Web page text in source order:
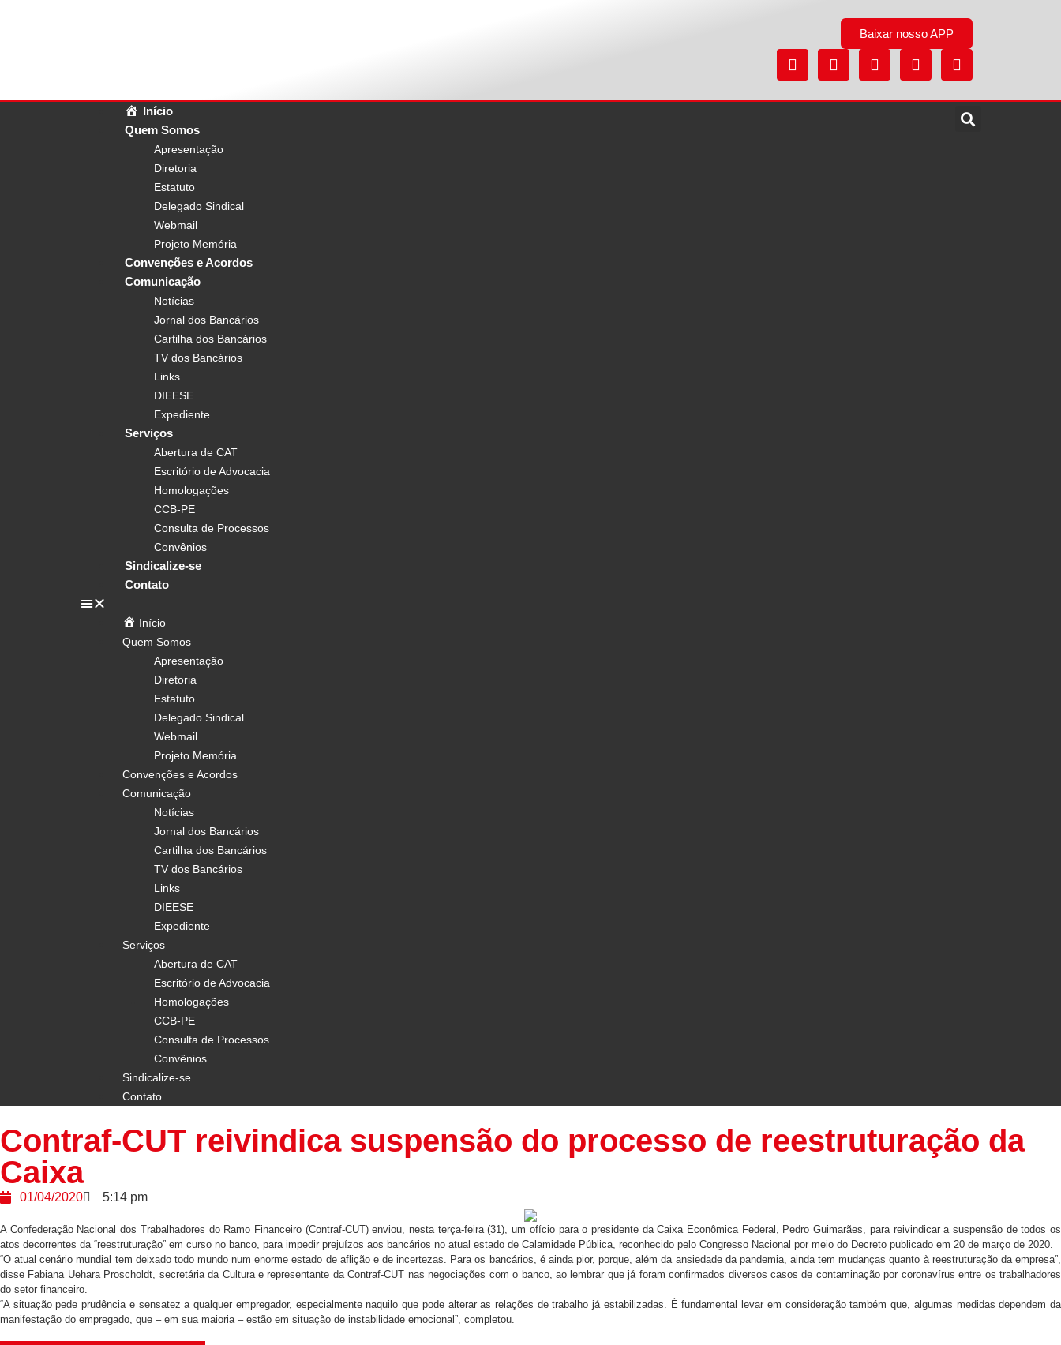
Baixar nosso APP
Início
Quem Somos
Apresentação
Diretoria
Estatuto
Delegado Sindical
Webmail
Projeto Memória
Convenções e Acordos
Comunicação
Notícias
Jornal dos Bancários
Cartilha dos Bancários
TV dos Bancários
Links
DIEESE
Expediente
Serviços
Abertura de CAT
Escritório de Advocacia
Homologações
CCB-PE
Consulta de Processos
Convênios
Sindicalize-se
Contato
Início
Quem Somos
Apresentação
Diretoria
Estatuto
Delegado Sindical
Webmail
Projeto Memória
Convenções e Acordos
Comunicação
Notícias
Jornal dos Bancários
Cartilha dos Bancários
TV dos Bancários
Links
DIEESE
Expediente
Serviços
Abertura de CAT
Escritório de Advocacia
Homologações
CCB-PE
Consulta de Processos
Convênios
Sindicalize-se
Contato
Contraf-CUT reivindica suspensão do processo de reestruturação da
Caixa
01/04/2020 5:14 pm
A Confederação Nacional dos Trabalhadores do Ramo Financeiro (Contraf-CUT) enviou, nesta terça-feira (31), um ofício para o presidente da Caixa Econômica Federal, Pedro Guimarães, para reivindicar a suspensão de todos os
atos decorrentes da “reestruturação” em curso no banco, para impedir prejuízos aos bancários no atual estado de Calamidade Pública, reconhecido pelo Congresso Nacional por meio do Decreto publicado em 20 de março de 2020.
“O atual cenário mundial tem deixado todo mundo num enorme estado de aflição e de incertezas. Para os bancários, é ainda pior, porque, além da ansiedade da pandemia, ainda tem mudanças quanto à reestruturação da empresa”,
disse Fabiana Uehara Proscholdt, secretária da Cultura e representante da Contraf-CUT nas negociações com o banco, ao lembrar que já foram confirmados diversos casos de contaminação por coronavírus entre os trabalhadores
do setor financeiro.
“A situação pede prudência e sensatez a qualquer empregador, especialmente naquilo que pode alterar as relações de trabalho já estabilizadas. É fundamental levar em consideração também que, algumas medidas dependem da
manifestação do empregado, que – em sua maioria – estão em situação de instabilidade emocional”, completou.